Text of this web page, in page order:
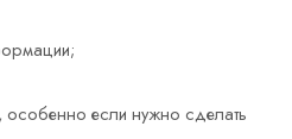
особенно если нужно сделать